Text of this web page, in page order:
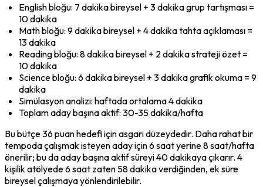
English bloğu: 7 dakika bireysel + 3 dakika grup tartışması =
10 dakika
Math bloğu: 9 dakika bireysel + 4 dakika tahta açıklaması =
13 dakika
Reading bloğu: 8 dakika bireysel + 2 dakika strateji özet =
10 dakika
Science bloğu: 6 dakika bireysel + 3 dakika grafik okuma = 9
dakika
Simülasyon analizi: haftada ortalama 4 dakika
Toplam aday başına aktif: 30-35 dakika/hafta
Bu bütçe 36 puan hedefi için asgari düzeydedir. Daha rahat bir
tempoda çalışmak isteyen aday için 6 saat yerine 8 saat/hafta
önerilir; bu da aday başına aktif süreyi 40 dakikaya çıkarır. 4
kişilik atölyede 6 saat zaten 58 dakika verdiğinden, ek süre
bireysel çalışmaya yönlendirilebilir.